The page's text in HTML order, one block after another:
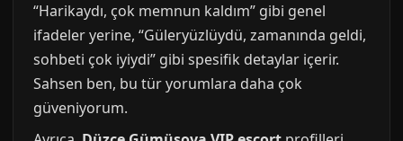
“Harikaydı, çok memnun kaldım” gibi genel
ifadeler yerine, “Güleryüzlüydü, zamanında geldi,
sohbeti çok iyiydi” gibi spesifik detaylar içerir.
Sahsen ben, bu tür yorumlara daha çok
güveniyorum.